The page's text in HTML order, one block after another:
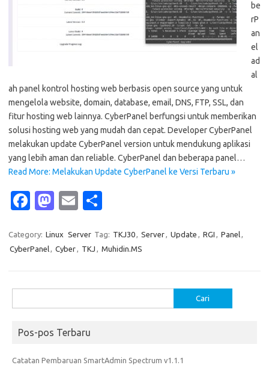
be
rP
an
el
ad
al
ah panel kontrol hosting web berbasis open source yang untuk
mengelola website, domain, database, email, DNS, FTP, SSL, dan
fitur hosting web lainnya. CyberPanel berfungsi untuk memberikan
solusi hosting web yang mudah dan cepat. Developer CyberPanel
melakukan update CyberPanel version untuk mendukung aplikasi
yang lebih aman dan reliable. CyberPanel dan beberapa panel…
Read More: Melakukan Update CyberPanel ke Versi Terbaru »
Fa
e
b
M
t
o
E
ail ar
e
Category: Linux Server Tag: TKJ30, Server, Update , RGI , Panel,
CyberPanel, Cyber, TKJ , Muhidin.MS
untuk:
Pos-pos Terbaru
Catatan Pembaruan SmartAdmin Spectrum v1.1.1